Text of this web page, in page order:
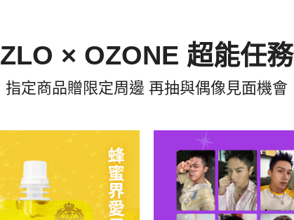
ZLO × OZONE 超能任務
指定商品贈限定周邊 再抽與偶像見面機會